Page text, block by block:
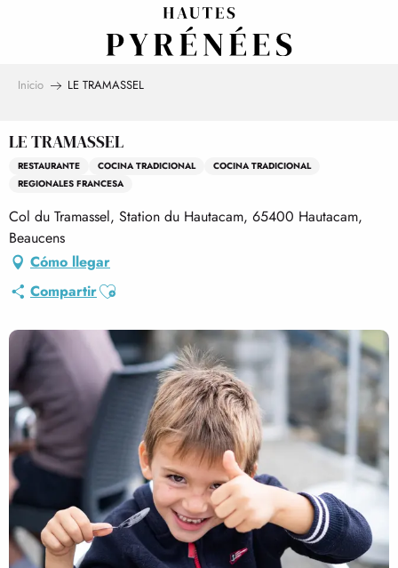
Inicio LE TRAMASSEL
LE TRAMASSEL
RESTAURANTE COCINA TRADICIONAL
COCINA TRADICIONAL
REGIONALES FRANCESA
Col du Tramassel, Station du Hautacam, 65400 Hautacam,
Beaucens
Cómo llegar
CompartirAjouter aux favoris